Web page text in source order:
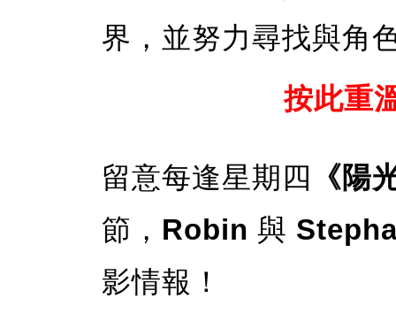
界，並努力尋找與角
按此重
留意每逢星期四 《陽
節， Robin 與
影情報！